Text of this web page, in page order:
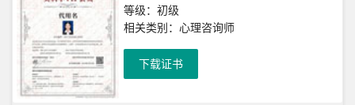
等级：初级
相关类别：心理咨询师
下载证书